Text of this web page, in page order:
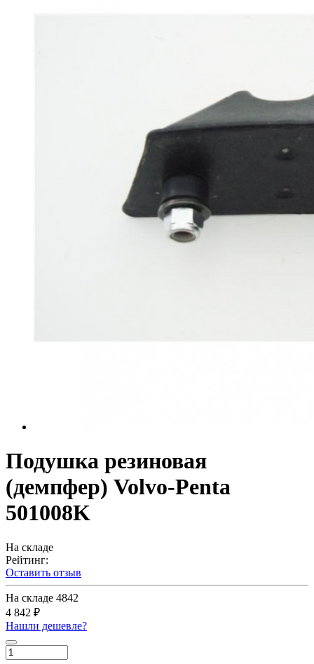
Подушка резиновая
(демпфер) Volvo-Penta
501008K
На складе
Рейтинг:
Оставить отзыв
На складе 4842
4 842 ₽
Нашли дешевле?